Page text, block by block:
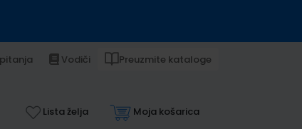
Vodiči Preuzmite kataloge
Lista želja Moja košarica